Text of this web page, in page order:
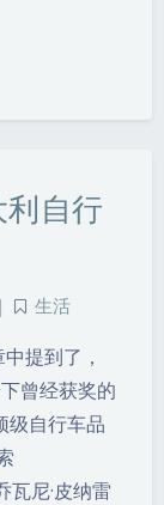
自行
| 生活
提到了，
曾经获奖的
级自行车品
瓦尼·皮纳雷